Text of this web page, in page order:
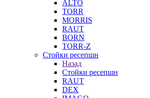
ALTO
TORR
MORRIS
RAUT
BORN
TORR-Z
Стойки ресепшн
Назад
Стойки ресепшн
RAUT
DEX